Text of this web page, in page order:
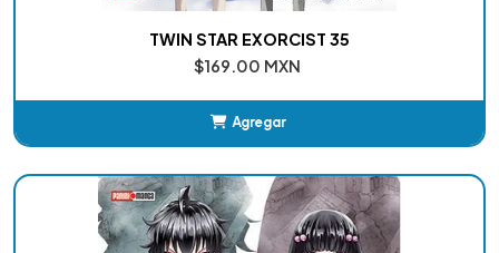
TWIN STAR EXORCIST 35
$169.00 MXN
Agregar